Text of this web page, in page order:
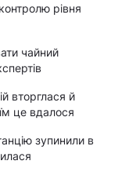
рівня
чайний
вторглася й
це вдалося
зупинили в